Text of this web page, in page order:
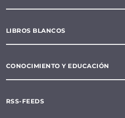
LIBROS BLANCOS
CONOCIMIENTO Y EDUCACIÓN
RSS-FEEDS